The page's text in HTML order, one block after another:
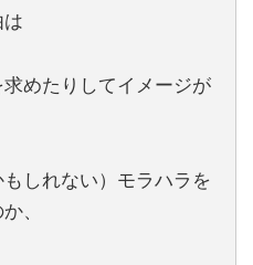
は
めたりしてイメージが
しれない）モラハラを
、